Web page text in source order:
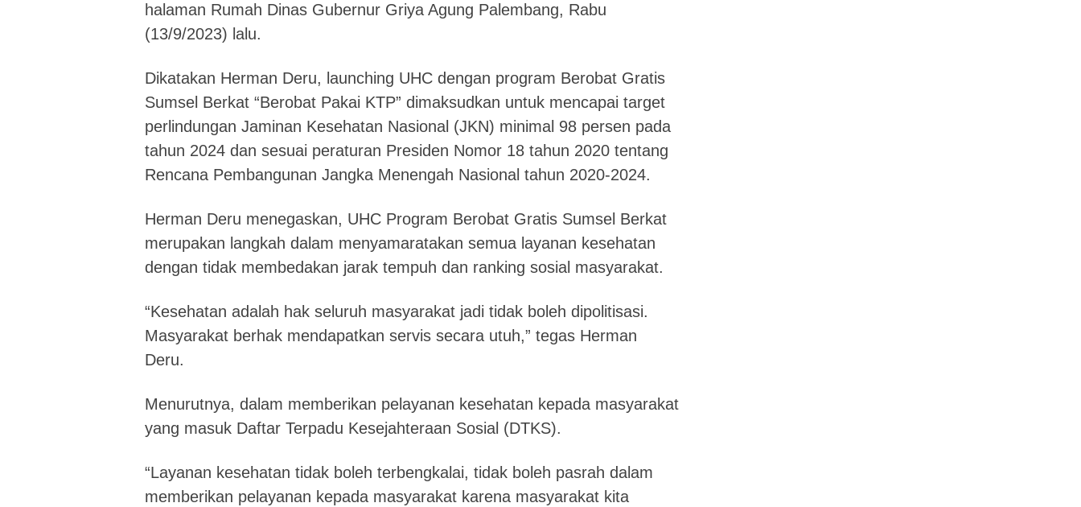
halaman Rumah Dinas Gubernur Griya Agung Palembang, Rabu
(13/9/2023) lalu.
Dikatakan Herman Deru, launching UHC dengan program Berobat Gratis
Sumsel Berkat “Berobat Pakai KTP” dimaksudkan untuk mencapai target
perlindungan Jaminan Kesehatan Nasional (JKN) minimal 98 persen pada
tahun 2024 dan sesuai peraturan Presiden Nomor 18 tahun 2020 tentang
Rencana Pembangunan Jangka Menengah Nasional tahun 2020-2024.
Herman Deru menegaskan, UHC Program Berobat Gratis Sumsel Berkat
merupakan langkah dalam menyamaratakan semua layanan kesehatan
dengan tidak membedakan jarak tempuh dan ranking sosial masyarakat.
“Kesehatan adalah hak seluruh masyarakat jadi tidak boleh dipolitisasi.
Masyarakat berhak mendapatkan servis secara utuh,” tegas Herman
Deru.
Menurutnya, dalam memberikan pelayanan kesehatan kepada masyarakat
yang masuk Daftar Terpadu Kesejahteraan Sosial (DTKS).
“Layanan kesehatan tidak boleh terbengkalai, tidak boleh pasrah dalam
memberikan pelayanan kepada masyarakat karena masyarakat kita